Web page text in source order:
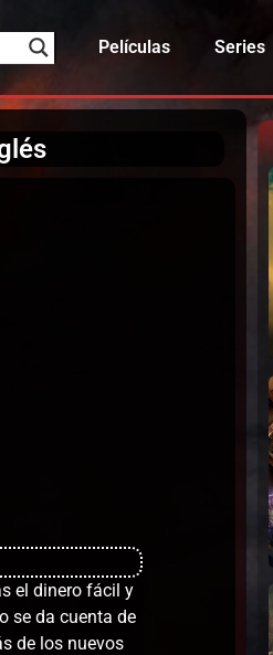
Películas Series
el dinero fácil y
se da cuenta de
de los nuevos